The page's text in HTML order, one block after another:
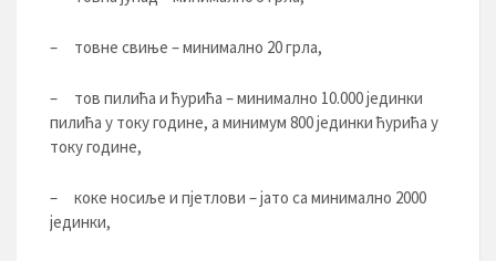
– товне свиње – минимално 20 грла,
– тов пилића и ћурића – минимално 10.000 јединки
пилића у току године, а минимум 800 јединки ћурића у
току године,
– коке носиље и пјетлови – јато са минимално 2000
јединки,